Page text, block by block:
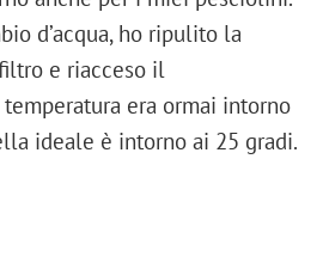
d’acqua, ho ripulito la
e riacceso il
era ormai intorno
ideale è intorno ai 25 gradi.